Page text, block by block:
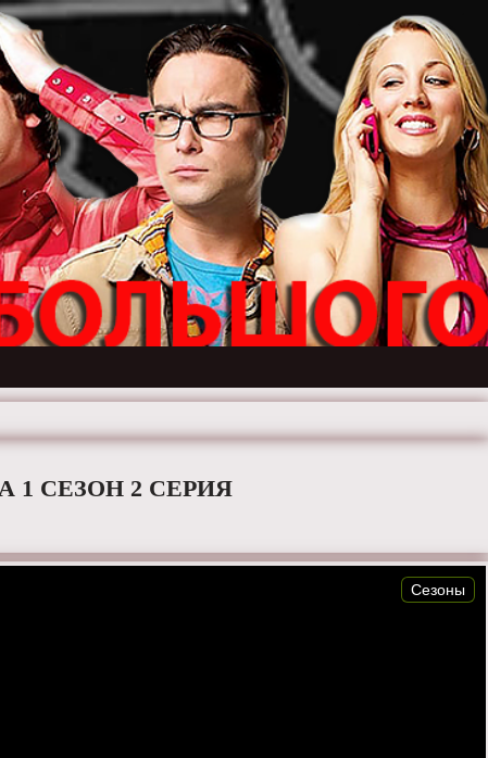
1 СЕЗОН 2 СЕРИЯ
Сезоны